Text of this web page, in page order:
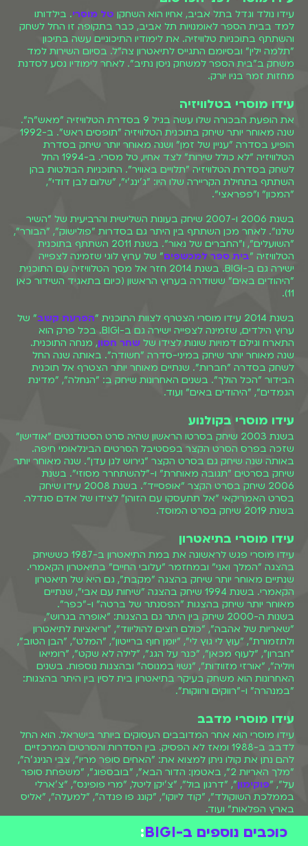
עידו נולד וגדל בתל אביב, אחיו הוא השחקן טל מוסרי. בילדותו
למד בבית הספר לאומנויות תל אביב, כבר בתקופה זו החל לשחק
והשתתף בתוכניות טלוויזיה. את לימודיו התיכוניים עשה בתיכון
"תלמה ילין" ובסיומם התגייס לתיאטרון צה"ל. בסיום השירות למד
משחק ב"בית הספר למשחק ניסן נתיב". לאחר לימודיו נסע לסדנת
מחזות זמר בניו יורק.
עידו מוסרי בטלוויזיה
את הופעת הבכורה שלו עשה בגיל 9 בסדרת הטלוויזיה "מאש"ה".
שנה מאוחר יותר שיחק בתוכנית הטלוויזיה "תופסים ראש". ב-1992
הופיע בסדרה "עניין של זמן" ושנה מאוחר יותר שיחק בסדרת
הטלוויזיה "לא כולל שירות" לצד אחיו, טל מסרי. ב-1994 החל
לשחק בסדרת הטלוויזיה "תלויים באוויר". התוכניות הבולטות בהן
השתתף בתחילת הקריירה שלו היו: "ג'ינג'י", "שלום לבן דודי",
"המכון" ו"פפראצי".
בשנת 2006 ו-2007 שיחק בעונות השלישית והרביעית של "השיר
שלנו". לאחר מכן השתתף בין היתר גם בסדרות "פולישוק", "הבורר",
"השועלים", ו"החברים של נאור". בשנת 2011 השתתף בתוכנית
הטלוויזיה "בית ספר למכשפים" של ערוץ לוגי שזמינה לצפייה
ישירה גם ב-BIGI. בשנת 2014 חזר אל מסך הטלוויזיה עם התוכנית
"היהודים באים" ששודרה בערוץ הראשון (כיום בתאגיד השידור כאן
11).
בשנת 2014 עידו מוסרי הצטרף לצוות התוכנית "
הפרעת קשב" של
ערוץ הילדים, שזמינה לצפייה ישירה גם ב-BIGI. בכל פרק הוא
התארח וגילם דמויות שונות לצידו של שחר חסון, מנחה התוכנית.
שנה מאוחר יותר שיחק במיני-סדרה "חשודה". באותה שנה החל
לשחק בסדרה "חברות". שנתיים מאוחר יותר הצטרף אל תוכנית
הבידור "הכל הולך". בשנים האחרונות שיחק ב: "הנחלה", "מדינת
הגמדים", "היהודים באים" ועוד.
עידו מוסרי בקולנוע
בשנת 2003 שיחק בסרטו הראשון שהיה סרט הסטודנטים "אודישן"
שזכה בפרס הסרט הקצר בפסטיבל הסרטים הבינלאומי חיפה.
באותה שנה שיחק גם בסרט הקצר "גירוש לגן עדן". שנה מאוחר יותר
שיחק בסרטים "תגובה מאוחרת" ו-"להשתחרר מסוזי". בשנת
2006 שיחק בסרט הקצר "אופסייד". בשנת 2008 עידו שיחק
בסרט האמריקאי "אל תתעסקו עם הזוהן" לצידו של אדם סנדלר.
בשנת 2019 שיחק בסרט המוסד.
עידו מוסרי בתיאטרון
עידו מוסרי פגש לראשונה את במת התיאטרון ב-1987 כששיחק
בהצגה "המלך ואני" ובמחזמר "עלובי החיים" בתיאטרון הקאמרי.
שנתיים מאוחר יותר שיחק בהצגה "מקבת", גם היא של תיאטרון
הקאמרי. בשנת 1994 שיחק בהצגה "שיחות עם אבי", שנתיים
מאוחר יותר שיחק בהצגות "הפסנתר של ברטה" ו-"כפר".
בשנות ה-2000 שיחק בין היתר גם בהצגות: "אופרה בגרוש",
"שאריות של אהבה", "כולם רוצים להוליווד", "וריאציות לתיאטרון
ולתזמורת", "עוץ לי גוץ לי", "יומן חוף ברייטון", "המלט", "הבן הטוב",
"חברון", "לעוף מכאן", "כנר על הגג", "לילה לא שקט", "רומיאו
ויוליה", "אורזי מזוודות", "נשוי במנוסה" ובהצגות נוספות. בשנים
האחרונות הוא משחק בעיקר בתיאטרון בית לסין בין היתר בהצגות:
"במנהרה" ו-"רווקים ורווקות".
עידו מוסרי מדבב
עידו מוסרי הוא אחר המדובבים העסוקים ביותר בישראל. הוא החל
לדבב ב-1988 ומאז לא הפסיק. בין הסדרות והסרטים המרכזיים
להם נתן את קולו ניתן למצוא את: "האחים סופר מריו", צבי הנינג'ה",
"מלך האריות 2", באטמן: הדור הבא", "בובספוג", "משפחת סופר
על", "פוקימון", "דרגון בול", "צ'יקן ליטל, "מרי פופינס", "צ'ארלי
בממלכת השוקולד", "קוד ליוקו", "קונג פו פנדה", "למעלה", "אליס
בארץ הפלאות" ועוד.
כוכבים נוספים ב-BIGI :